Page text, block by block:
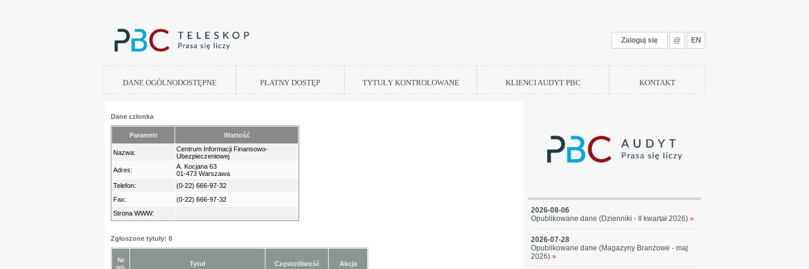
Zaloguj się @ EN
DANE OGÓLNODOSTĘPNE PŁATNY DOSTĘP TYTUŁY KONTROLOWANE KLIENCI AUDYT PBC KONTAKT
Dane członka
Parametr Wartość
Nazwa:
Centrum Informacji Finansowo-
Ubezpieczeniowej
Adres:
A. Kocjana 63
01-473 Warszawa
Telefon:
(0-22) 666-97-32
Fax:
(0-22) 666-97-32
Strona WWW:
Zgłoszone tytuły: 0
Nr
rej.
Tytuł Częstotliwość Akcja
2026-08-06
Opublikowane dane (Dzienniki - II kwartał 2026) »
2026-07-28
Opublikowane dane (Magazyny Branżowe - maj
2026) »